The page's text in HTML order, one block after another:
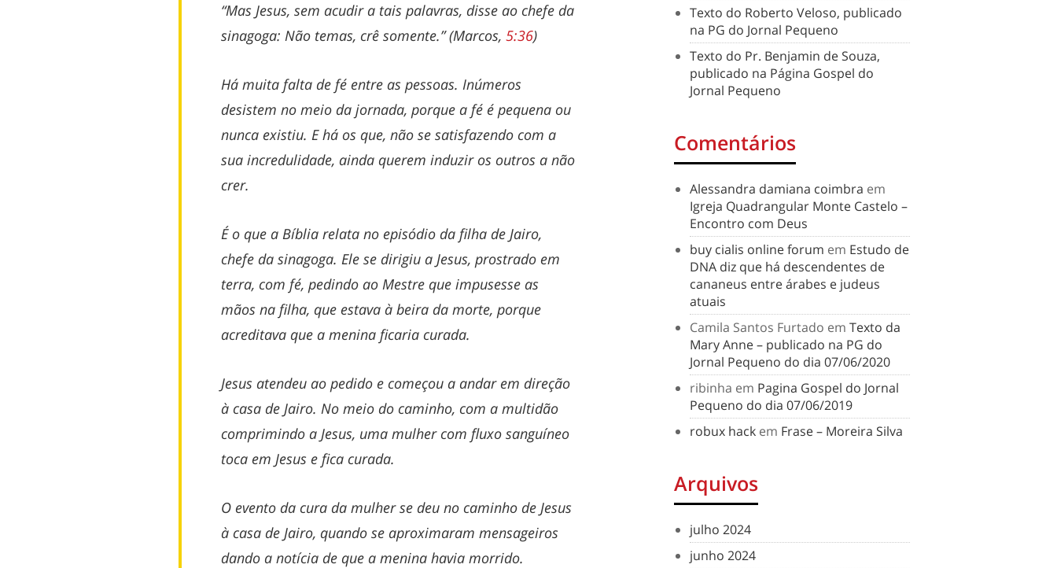
“Mas Jesus, sem acudir a tais palavras, disse ao chefe da
sinagoga: Não temas, crê somente.” (Marcos, 5:36)
Há muita falta de fé entre as pessoas. Inúmeros
desistem no meio da jornada, porque a fé é pequena ou
nunca existiu. E há os que, não se satisfazendo com a
sua incredulidade, ainda querem induzir os outros a não
crer.
É o que a Bíblia relata no episódio da filha de Jairo,
chefe da sinagoga. Ele se dirigiu a Jesus, prostrado em
terra, com fé, pedindo ao Mestre que impusesse as
mãos na filha, que estava à beira da morte, porque
acreditava que a menina ficaria curada.
Jesus atendeu ao pedido e começou a andar em direção
à casa de Jairo. No meio do caminho, com a multidão
comprimindo a Jesus, uma mulher com fluxo sanguíneo
toca em Jesus e fica curada.
O evento da cura da mulher se deu no caminho de Jesus
à casa de Jairo, quando se aproximaram mensageiros
dando a notícia de que a menina havia morrido.
Texto do Roberto Veloso, publicado
na PG do Jornal Pequeno
Texto do Pr. Benjamin de Souza,
publicado na Página Gospel do
Jornal Pequeno
Comentários
Alessandra damiana coimbra em
Igreja Quadrangular Monte Castelo –
Encontro com Deus
buy cialis online forum em Estudo de
DNA diz que há descendentes de
cananeus entre árabes e judeus
atuais
Camila Santos Furtado em Texto da
Mary Anne – publicado na PG do
Jornal Pequeno do dia 07/06/2020
ribinha em Pagina Gospel do Jornal
Pequeno do dia 07/06/2019
robux hack em Frase – Moreira Silva
Arquivos
julho 2024
junho 2024